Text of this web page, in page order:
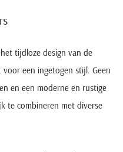
tijdloze design van de
voor een ingetogen stijl. Geen
en een moderne en rustige
te combineren met diverse